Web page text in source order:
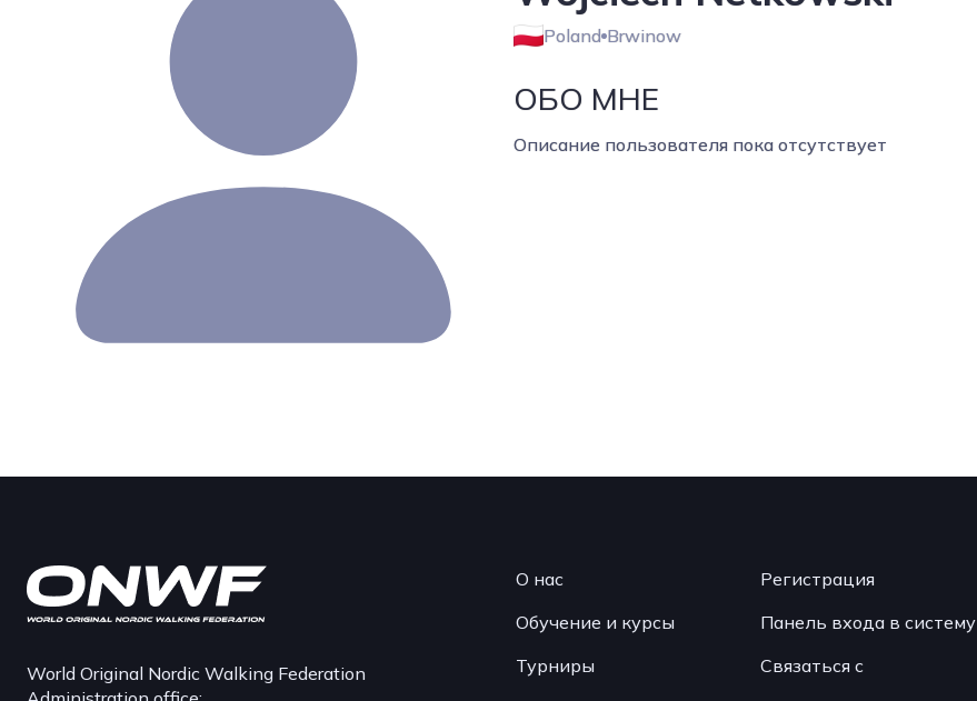
Poland Brwinow
ОБО МНЕ
Описание пользователя пока отсутствует
World Original Nordic Walking Federation
О нас
Обучение и курсы
Турниры
Регистрация
Панель входа в систему
Связаться с